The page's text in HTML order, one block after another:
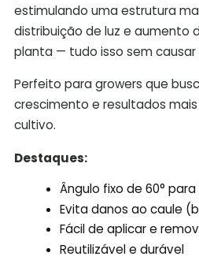
estimulando uma estrutura
distribuição de luz e aumento
planta — tudo isso sem causar
Perfeito para growers que
crescimento e resultados
cultivo.
Destaques:
Ângulo fixo de 60°
Evita danos ao caule
Fácil de aplicar e
Reutilizável e durável